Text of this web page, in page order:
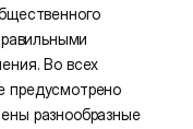
Во всех
предусмотрено
разнообразные